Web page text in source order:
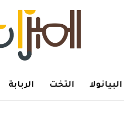
البيانولا التخت الربابة